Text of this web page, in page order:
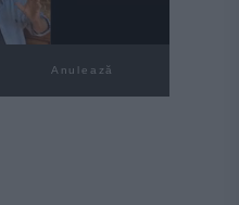
Anulează